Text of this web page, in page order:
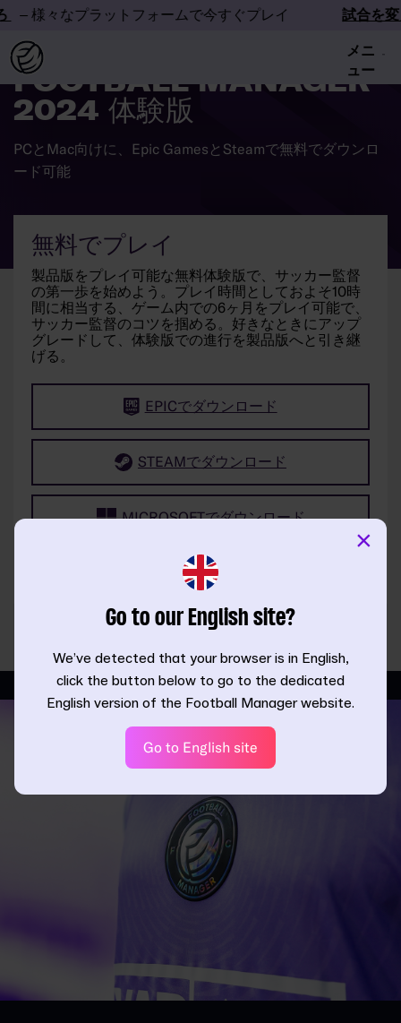
– 様々なプラットフォームで今すぐプレイ
試合を変
メニ
ュー
FOOTBALL MANAGER
2024 体験版
PCとMac向けに、Epic GamesとSteamで無料でダウンロ
ード可能
無料でプレイ
製品版をプレイ可能な無料体験版で、サッカー監督
の第一歩を始めよう。プレイ時間としておよそ10時
間に相当する、ゲーム内での6ヶ月をプレイ可能で、
サッカー監督のコツを掴める。好きなときにアップ
グレードして、体験版での進行を製品版へと引き継
げる。
EPICでダウンロード
STEAMでダウンロード
MICROSOFTでダウンロード
Go to our English site?
We’ve detected that your browser is in English,
click the button below to go to the dedicated
English version of the Football Manager website.
Go to English site
×